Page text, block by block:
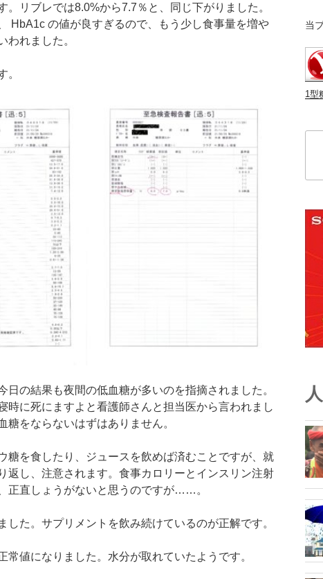
。リブレでは8.0%から7.7％と、同じ下がりました。
HbA1c の値が良すぎるので、もう少し食事量を増や
われました。
。
日の結果も夜間の低血糖が多いのを指摘されました。
時に死にますよと看護師さんと担当医から言われまし
糖をならないはずはありません。
糖を食したり、ジュースを飲めば済むことですが、就
返し、注意されます。食事カロリーとインスリン注射
正直しょうがないと思うのですが……。
した。サプリメントを飲み続けているのが正解です。
常値になりました。水分が取れていたようです。
当
1型